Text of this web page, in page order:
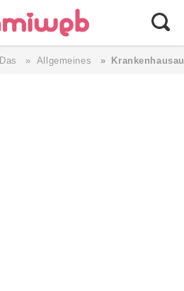
Familie ⎯
Allgemeines